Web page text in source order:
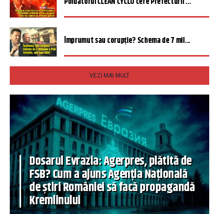
Împrumut sau corupție? Schema de 7 mil...
VEZI MAI MULT
Dosarul Evrazia: Agerpres, plătită de
FSB? Cum a ajuns Agenția Națională
de știri României să facă propagandă
Kremlinului